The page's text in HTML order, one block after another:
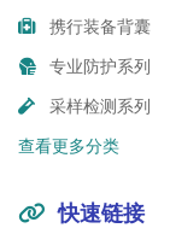
携行装备背囊
专业防护系列
采样检测系列
查看更多分类
快速链接